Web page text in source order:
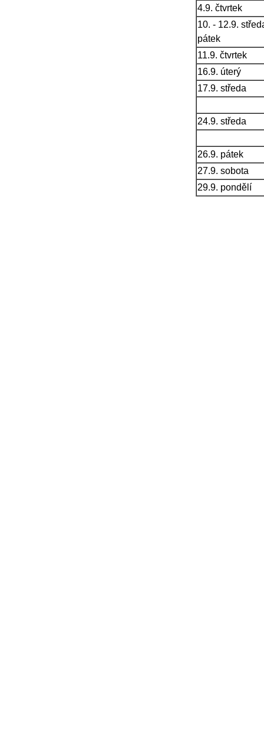
4.9. čtvrtek
10. - 12.9.
pátek
11.9. čtvrtek
16.9. úterý
17.9. středa
24.9. středa
26.9. pátek
27.9. sobota
29.9. pondělí